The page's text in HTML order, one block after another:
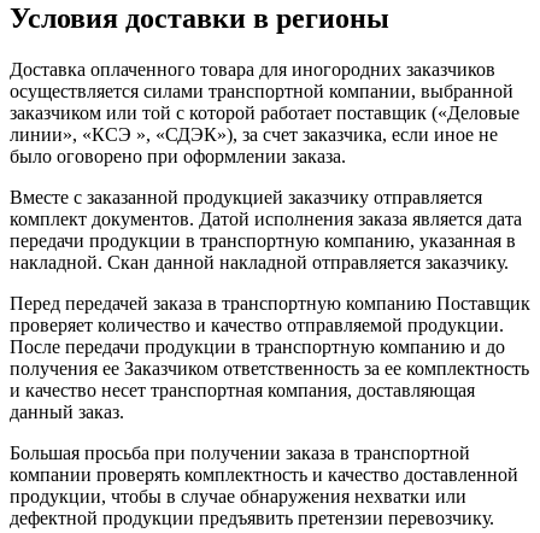
Условия доставки в регионы
Доставка оплаченного товара для иногородних заказчиков
осуществляется силами транспортной компании, выбранной
заказчиком или той с которой работает поставщик («Деловые
линии», «КСЭ », «СДЭК»), за счет заказчика, если иное не
было оговорено при оформлении заказа.
Вместе с заказанной продукцией заказчику отправляется
комплект документов. Датой исполнения заказа является дата
передачи продукции в транспортную компанию, указанная в
накладной. Скан данной накладной отправляется заказчику.
Перед передачей заказа в транспортную компанию Поставщик
проверяет количество и качество отправляемой продукции.
После передачи продукции в транспортную компанию и до
получения ее Заказчиком ответственность за ее комплектность
и качество несет транспортная компания, доставляющая
данный заказ.
Большая просьба при получении заказа в транспортной
компании проверять комплектность и качество доставленной
продукции, чтобы в случае обнаружения нехватки или
дефектной продукции предъявить претензии перевозчику.